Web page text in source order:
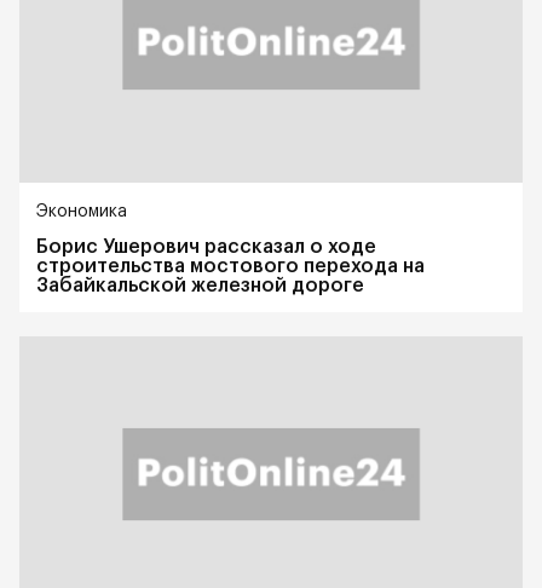
Экономика
Борис Ушерович рассказал о ходе
строительства мостового перехода на
Забайкальской железной дороге